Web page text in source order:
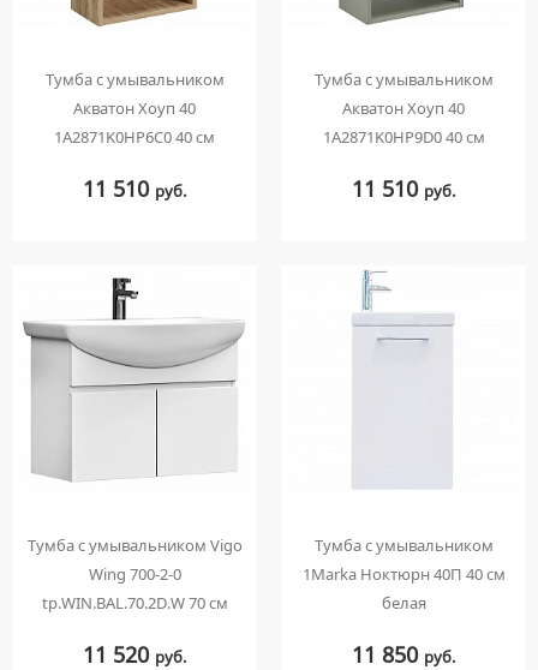
Тумба с умывальником
Акватон Хоуп 40
1A2871K0HP6C0 40 см
11 510 руб.
Тумба с умывальником
Акватон Хоуп 40
1A2871K0HP9D0 40 см
11 510 руб.
Тумба с умывальником Vigo
Wing 700-2-0
tp.WIN.BAL.70.2D.W 70 см
11 520 руб.
Тумба с умывальником
1Marka Ноктюрн 40П 40 см
белая
11 850 руб.